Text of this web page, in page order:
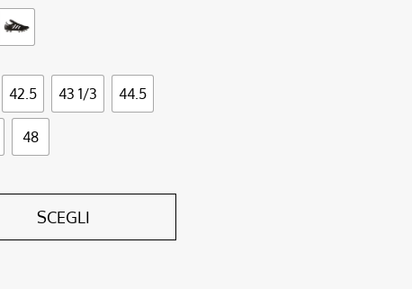
42.5 43 1/3 44.5
48
SCEGLI